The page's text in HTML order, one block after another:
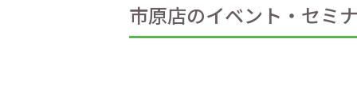
市原店のイベント・セミ